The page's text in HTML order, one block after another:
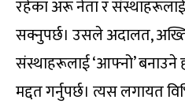
रहेका अरू नेता र
सक्नुपर्छ। उसले अदालत,
संस्थाहरूलाई ‘आफ्नो’ बनाउने
मद्दत गर्नुपर्छ। त्यस लगायत